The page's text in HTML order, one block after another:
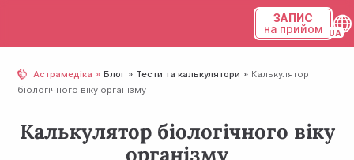
ЗАПИС
на прийом
Астрамедіка Блог Тести та калькулятори
Калькулятор
біологічного віку організму
Калькулятор біологічного віку
організму